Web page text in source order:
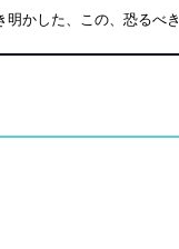
かした、この、恐るべき